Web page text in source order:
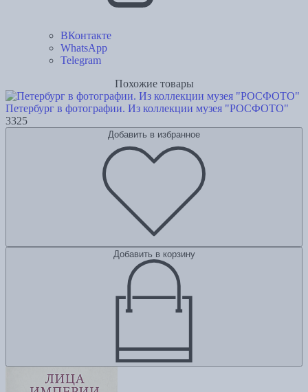
ВКонтакте
WhatsApp
Telegram
Похожие товары
Петербург в фотографии. Из коллекции музея "РОСФОТО"
3325
Добавить в избранное
Добавить в корзину